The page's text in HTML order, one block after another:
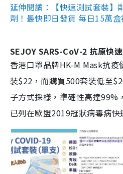
延伸閱讀：【快速測試套裝】
劑！最快即日發貨 每日15萬盒
SEJOY SARS-CoV-2 抗原快
香港口罩品牌HK-M Mask抗
裝$22，而購買500套裝低至
子方式採樣，準確性高達99%
已列在歐盟2019冠狀病毒病快